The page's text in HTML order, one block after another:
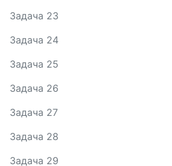
Задача 23
Задача 24
Задача 25
Задача 26
Задача 27
Задача 28
Задача 29